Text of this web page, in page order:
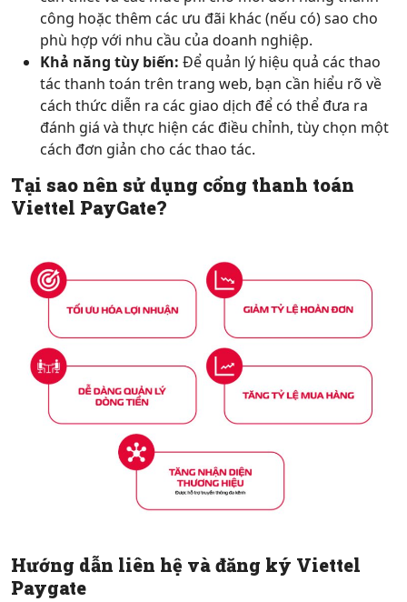
công hoặc thêm các ưu đãi khác (nếu có) sao cho
phù hợp với nhu cầu của doanh nghiệp.
Khả năng tùy biến: Để quản lý hiệu quả các thao
tác thanh toán trên trang web, bạn cần hiểu rõ về
cách thức diễn ra các giao dịch để có thể đưa ra
đánh giá và thực hiện các điều chỉnh, tùy chọn một
cách đơn giản cho các thao tác.
Tại sao nên sử dụng cổng thanh toán
Viettel PayGate?
Hướng dẫn liên hệ và đăng ký Viettel
Paygate